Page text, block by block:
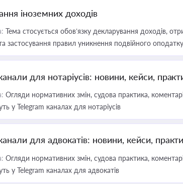
іноземних доходів
Тема стосується обов’язку декларування доходів,
застосування правил уникнення подвійного
для нотаріусів: новини, кейси,
Огляди нормативних змін, судова практика,
у Telegram каналах для нотаріусів
для адвокатів: новини, кейси,
Огляди нормативних змін, судова практика,
у Telegram каналах для адвокатів